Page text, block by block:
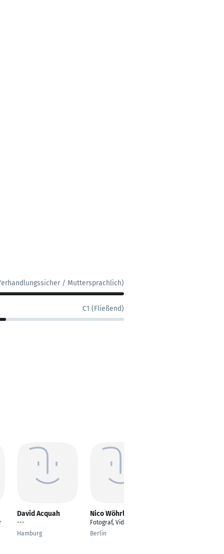
/ Muttersprachlich)
C1 (Fließend)
David Acquah
---
Hamburg
Nico Wöhrle
Fotograf, Videograf
Berlin